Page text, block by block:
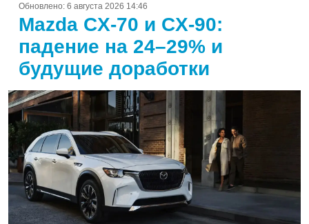
Обновлено: 6 августа 2026 14:46
Mazda CX-70 и CX-90:
падение на 24–29% и
будущие доработки